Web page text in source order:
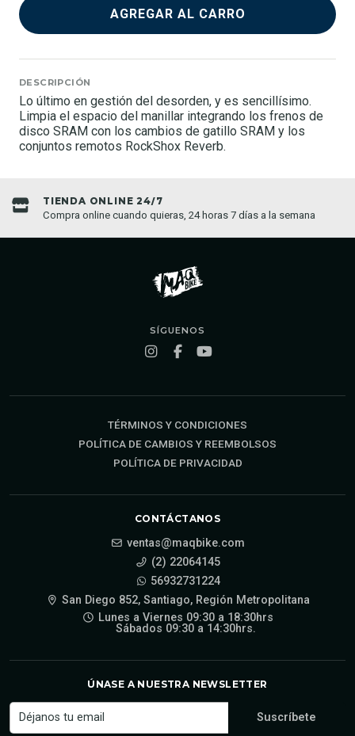
AGREGAR AL CARRO
DESCRIPCIÓN
Lo último en gestión del desorden, y es sencillísimo.
Limpia el espacio del manillar integrando los frenos de
disco SRAM con los cambios de gatillo SRAM y los
conjuntos remotos RockShox Reverb.
TIENDA ONLINE 24/7
Compra online cuando quieras, 24 horas 7 días a la semana
SÍGUENOS
TÉRMINOS Y CONDICIONES
POLÍTICA DE CAMBIOS Y REEMBOLSOS
POLÍTICA DE PRIVACIDAD
CONTÁCTANOS
ventas@maqbike.com
(2) 22064145
56932731224
San Diego 852, Santiago, Región Metropolitana
Lunes a Viernes 09:30 a 18:30hrs
Sábados 09:30 a 14:30hrs.
ÚNASE A NUESTRA NEWSLETTER